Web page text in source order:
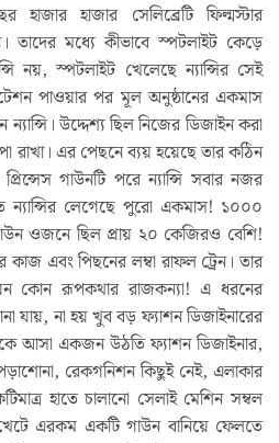
হাজার হাজার সেলিব্রেটি ফিল্মস্টার
তাদের মধ্যে কীভাবে স্পটলাইট কেড়ে
নয়, স্পটলাইট খেলেছে ন্যান্সির সেই
পাওয়ার পর মূল অনুষ্ঠানের একমাস
উদ্দেশ্য ছিল নিজের ডিজাইন করা
রাখা। এর পেছনে ব্যয় হয়েছে তার কঠিন
গাউনটি পরে ন্যান্সি সবার নজর
ন্যান্সির লেগেছে পুরো একমাস! ১০০০
ওজনে ছিল প্রায় ২০ কেজিরও বেশি!
এবং পিছনের লম্বা রাফল ট্রেন। তার
যেন কোন রূপকথার রাজকন্যা! এ ধরনের
যায়, না হয় খুব বড় ফ্যাশন ডিজাইনারের
আসা একজন উঠতি ফ্যাশন ডিজাইনার,
রেকগনিশন কিছুই নেই, এলাকার
হাতে চালানো সেলাই মেশিন সম্বল
এরকম একটি গাউন বানিয়ে ফেলতে